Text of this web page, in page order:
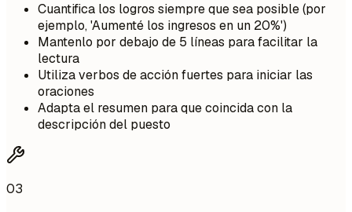
Cuantifica los logros siempre que sea posible (por
ejemplo, 'Aumenté los ingresos en un 20%')
Mantenlo por debajo de 5 líneas para facilitar la
lectura
Utiliza verbos de acción fuertes para iniciar las
oraciones
Adapta el resumen para que coincida con la
descripción del puesto
03